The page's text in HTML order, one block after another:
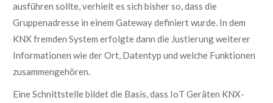
ausführen sollte, verhielt es sich bisher so, dass die
Gruppenadresse in einem Gateway definiert wurde. In dem
KNX fremden System erfolgte dann die Justierung weiterer
Informationen wie der Ort, Datentyp und welche Funktionen
zusammengehören.
Eine Schnittstelle bildet die Basis, dass IoT Geräten KNX-